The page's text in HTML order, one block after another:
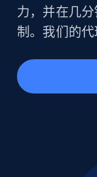
力，并在几
制。我们的代